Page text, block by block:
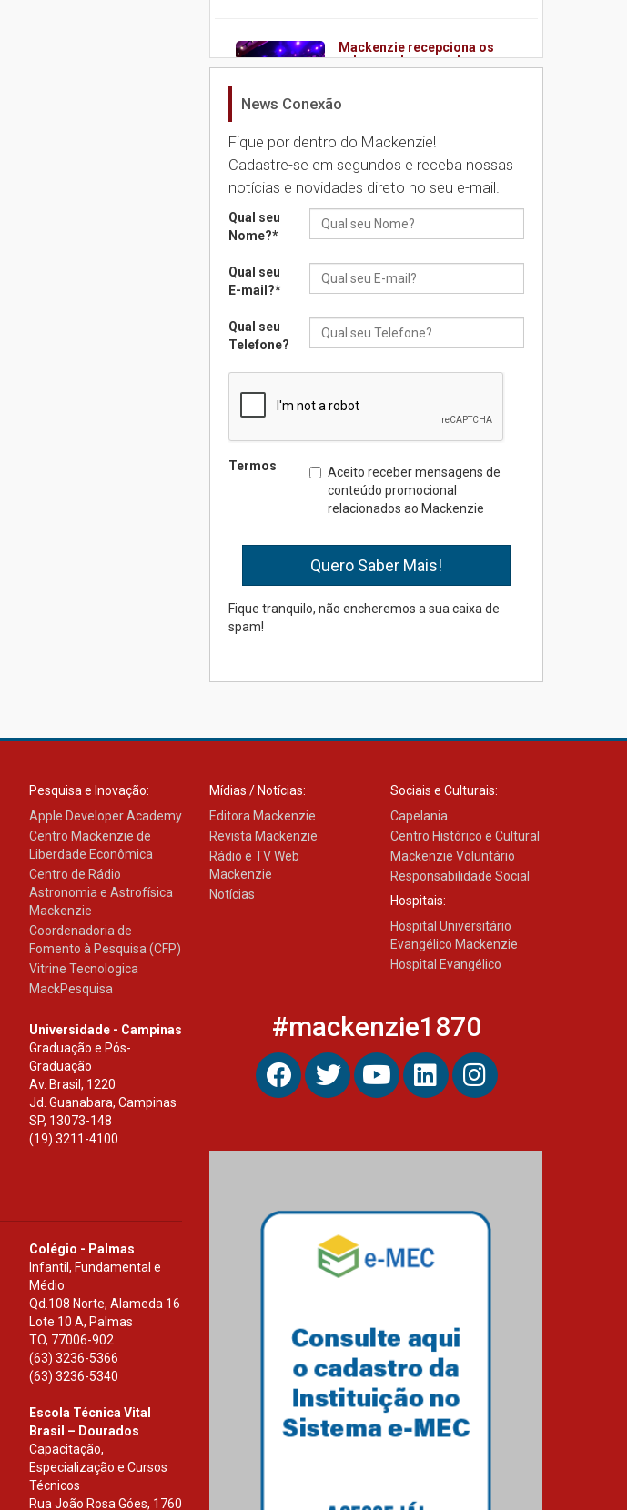
Mackenzie recepciona os
calouros do segundo
Como o Colégio Mackenzie
Brasília prepara seus
estudantes para o PAS antes
04.08.2026
Como os pais podem investir
na educação dos filhos além
04.08.2026
Transformadora reúne
docentes para debater
inovação e desafios da
04.08.2026
finalista do Prêmio Jabuti
com obra sobre ética e
News Conexão
Fique por dentro do Mackenzie!
Cadastre-se em segundos e receba nossas
notícias e novidades direto no seu e-mail.
Qual seu
Nome?*
Qual seu
E-mail?*
Qual seu
Telefone?
Termos
Aceito receber mensagens de
conteúdo promocional
relacionados ao Mackenzie
Fique tranquilo, não encheremos a sua caixa de
spam!
Pesquisa e Inovação:
Apple Developer Academy
Centro Mackenzie de
Liberdade Econômica
Centro de Rádio
Astronomia e Astrofísica
Mackenzie
Coordenadoria de
Fomento à Pesquisa (CFP)
Vitrine Tecnologica
MackPesquisa
Mídias / Notícias:
Editora Mackenzie
Revista Mackenzie
Rádio e TV Web
Mackenzie
Notícias
Sociais e Culturais:
Capelania
Centro Histórico e Cultural
Mackenzie Voluntário
Responsabilidade Social
Hospitais:
Hospital Universitário
Evangélico Mackenzie
Hospital Evangélico
Universidade - Campinas
Graduação e Pós-
Graduação
Av. Brasil, 1220
Jd. Guanabara, Campinas
SP, 13073-148
(19) 3211-4100
Colégio - Palmas
Infantil, Fundamental e
Médio
Qd.108 Norte, Alameda 16
Lote 10 A, Palmas
TO, 77006-902
(63) 3236-5366
(63) 3236-5340
Escola Técnica Vital
Brasil – Dourados
Capacitação,
Especialização e Cursos
Técnicos
Rua João Rosa Góes, 1760
#mackenzie1870